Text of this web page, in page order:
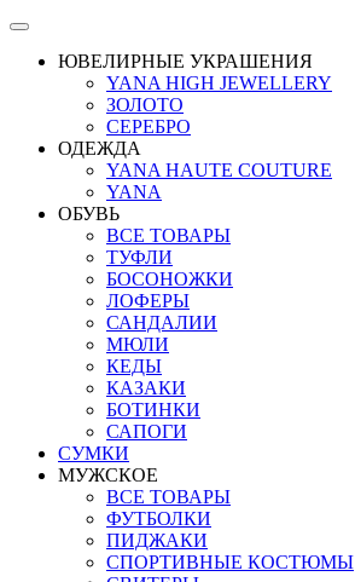
ЮВЕЛИРНЫЕ УКРАШЕНИЯ
YANA HIGH JEWELLERY
ЗОЛОТО
СЕРЕБРО
ОДЕЖДА
YANA HAUTE COUTURE
YANA
ОБУВЬ
ВСЕ ТОВАРЫ
ТУФЛИ
БОСОНОЖКИ
ЛОФЕРЫ
САНДАЛИИ
МЮЛИ
КЕДЫ
КАЗАКИ
БОТИНКИ
САПОГИ
СУМКИ
МУЖСКОЕ
ВСЕ ТОВАРЫ
ФУТБОЛКИ
ПИДЖАКИ
СПОРТИВНЫЕ КОСТЮМЫ